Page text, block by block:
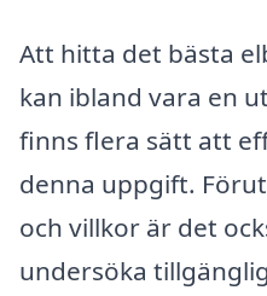
Att hitta det bästa
kan ibland vara en
finns flera sätt att
denna uppgift.
och villkor är det
undersöka